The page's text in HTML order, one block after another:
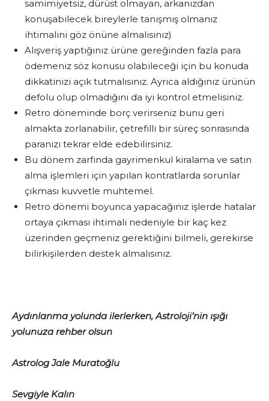
samimiyetsiz, dürüst olmayan, arkanızdan
konuşabilecek bireylerle tanışmış olmanız
ihtimalini göz önüne almalısınız)
Alışveriş yaptığınız ürüne gereğinden fazla para
ödemeniz söz konusu olabileceği için bu konuda
dikkatinizi açık tutmalısınız. Ayrıca aldığınız ürünün
defolu olup olmadığını da iyi kontrol etmelisiniz.
Retro döneminde borç verirseniz bunu geri
almakta zorlanabilir, çetrefilli bir süreç sonrasında
paranızı tekrar elde edebilirsiniz.
Bu dönem zarfında gayrimenkul kiralama ve satın
alma işlemleri için yapılan kontratlarda sorunlar
çıkması kuvvetle muhtemel.
Retro dönemi boyunca yapacağınız işlerde hatalar
ortaya çıkması ihtimali nedeniyle bir kaç kez
üzerinden geçmeniz gerektiğini bilmeli, gerekirse
bilirkişilerden destek almalısınız.
Aydınlanma yolunda ilerlerken, Astroloji’nin ışığı
yolunuza rehber olsun
Astrolog Jale Muratoğlu
Sevgiyle Kalın